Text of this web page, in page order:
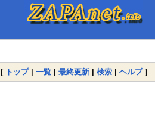
[ トップ| 一覧 | 最終更新 | 検索 | ヘルプ]